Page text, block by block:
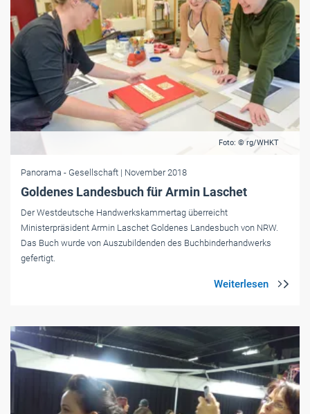
Foto: © rg/WHKT
Panorama - Gesellschaft | November 2018
Goldenes Landesbuch für Armin Laschet
Der Westdeutsche Handwerkskammertag überreicht
Ministerpräsident Armin Laschet Goldenes Landesbuch von NRW.
Das Buch wurde von Auszubildenden des Buchbinderhandwerks
gefertigt.